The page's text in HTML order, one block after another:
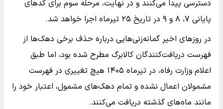
دسترسی پیدا می‌کنند و در نهایت، مرحله سوم برای کدهای
پایانی ۷، ۸ و ۹ در تاریخ ۲۵ تیرماه اجرا خواهد شد.
در روزهای اخیر گمانه‌زنی‌هایی درباره حذف برخی دهک‌ها از
فهرست دریافت‌کنندگان کالابرگ مطرح شده بود، اما طبق
اعلام وزارت رفاه، در تیرماه ۱۴۰۵ هیچ تغییری در فهرست
مشمولان اعمال نشده و تمام دهک‌های مشمول، اعتبار خود را
مانند ماه‌های گذشته دریافت می‌کنند.